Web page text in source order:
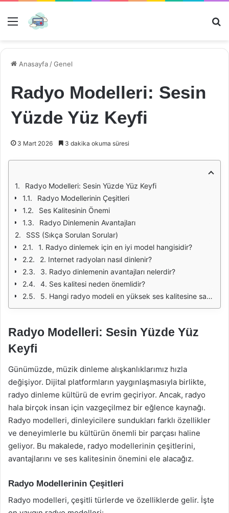
Menü
Anasayfa /Genel
Radyo Modelleri: Sesin
Yüzde Yüz Keyfi
3 Mart 2026 3 dakika okuma süresi
Radyo Modelleri: Sesin Yüzde Yüz Keyfi
Radyo Modellerinin Çeşitleri
Ses Kalitesinin Önemi
Radyo Dinlemenin Avantajları
SSS (Sıkça Sorulan Sorular)
1. Radyo dinlemek için en iyi model hangisidir?
2. Internet radyoları nasıl dinlenir?
3. Radyo dinlemenin avantajları nelerdir?
4. Ses kalitesi neden önemlidir?
5. Hangi radyo modeli en yüksek ses kalitesine sahiptir?
Radyo Modelleri: Sesin Yüzde Yüz
Keyfi
Günümüzde, müzik dinleme alışkanlıklarımız hızla
değişiyor. Dijital platformların yaygınlaşmasıyla birlikte,
radyo dinleme kültürü de evrim geçiriyor. Ancak, radyo
hala birçok insan için vazgeçilmez bir eğlence kaynağı.
Radyo modelleri, dinleyicilere sundukları farklı özellikler
ve deneyimlerle bu kültürün önemli bir parçası haline
geliyor. Bu makalede, radyo modellerinin çeşitlerini,
avantajlarını ve ses kalitesinin önemini ele alacağız.
Radyo Modellerinin Çeşitleri
Radyo modelleri, çeşitli türlerde ve özelliklerde gelir. İşte